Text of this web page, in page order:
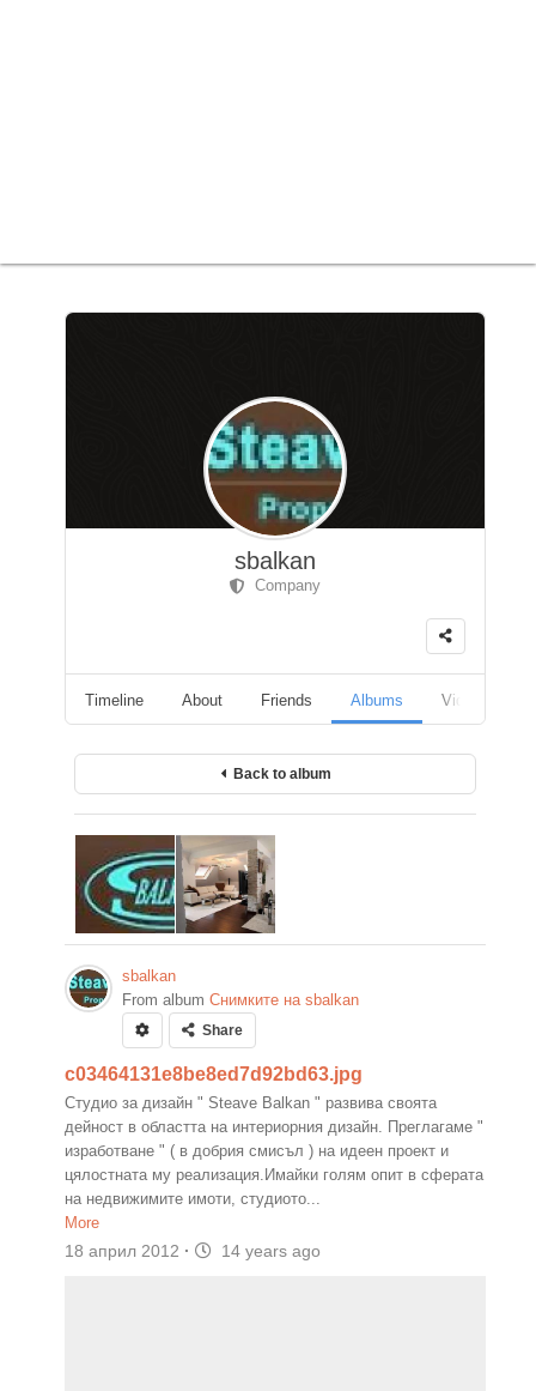
sbalkan
Company
Timeline About Friends Albums Videos
Back to album
sbalkan
From album Снимките на sbalkan
Share
c03464131e8be8ed7d92bd63.jpg
Студио за дизайн " Steave Balkan " развива своята
дейност в областта на интериорния дизайн. Преглагаме "
изработване " ( в добрия смисъл ) на идеен проект и
цялостната му реализация.Имайки голям опит в сферата
на недвижимите имоти, студиото...
More
18 април 2012 · 14 years ago